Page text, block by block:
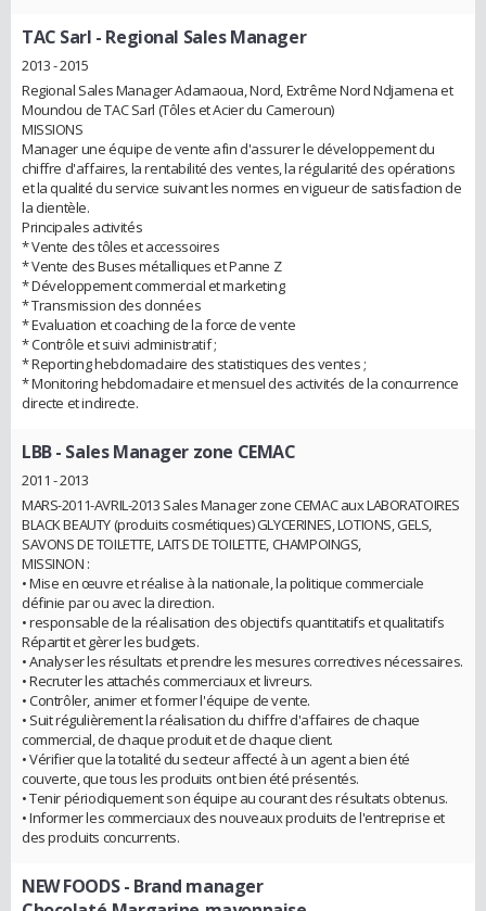
TAC Sarl - Regional Sales Manager
2013 - 2015
Regional Sales Manager Adamaoua, Nord, Extrême Nord Ndjamena et
Moundou de TAC Sarl (Tôles et Acier du Cameroun)
MISSIONS
Manager une équipe de vente afin d'assurer le développement du
chiffre d'affaires, la rentabilité des ventes, la régularité des opérations
et la qualité du service suivant les normes en vigueur de satisfaction de
la clientèle.
Principales activités
* Vente des tôles et accessoires
* Vente des Buses métalliques et Panne Z
* Développement commercial et marketing
* Transmission des données
* Evaluation et coaching de la force de vente
* Contrôle et suivi administratif ;
* Reporting hebdomadaire des statistiques des ventes ;
* Monitoring hebdomadaire et mensuel des activités de la concurrence
directe et indirecte.
LBB- Sales Manager zone CEMAC
2011 - 2013
MARS-2011-AVRIL-2013 Sales Manager zone CEMAC aux LABORATOIRES
BLACK BEAUTY (produits cosmétiques) GLYCERINES, LOTIONS, GELS,
SAVONS DE TOILETTE, LAITS DE TOILETTE, CHAMPOINGS,
MISSINON :
• Mise en œuvre et réalise à la nationale, la politique commerciale
définie par ou avec la direction.
• responsable de la réalisation des objectifs quantitatifs et qualitatifs
Répartit et gèrer les budgets.
• Analyser les résultats et prendre les mesures correctives nécessaires.
• Recruter les attachés commerciaux et livreurs.
• Contrôler, animer et former l'équipe de vente.
• Suit régulièrement la réalisation du chiffre d'affaires de chaque
commercial, de chaque produit et de chaque client.
• Vérifier que la totalité du secteur affecté à un agent a bien été
couverte, que tous les produits ont bien été présentés.
• Tenir périodiquement son équipe au courant des résultats obtenus.
• Informer les commerciaux des nouveaux produits de l'entreprise et
des produits concurrents.
NEW FOODS- Brand manager